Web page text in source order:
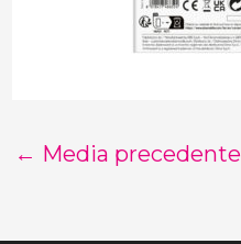
← Media precedente